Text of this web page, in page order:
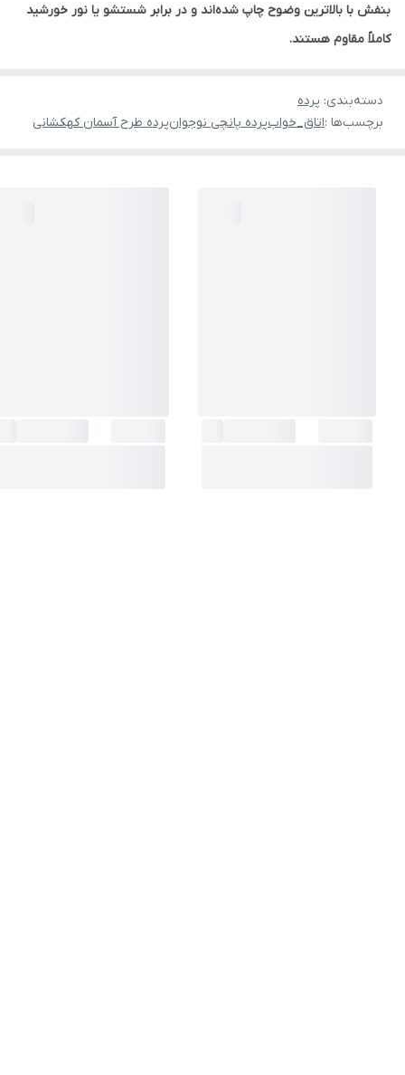
بنفش با بالاترین وضوح چاپ شده‌اند و در برابر شستشو یا نور خورشید
کاملاً مقاوم هستند.
دسته‌بندی: پرده
برچسب‌ها :اتاق_خوابپرده پانچی نوجوانپرده طرح آسمان کهکشانی